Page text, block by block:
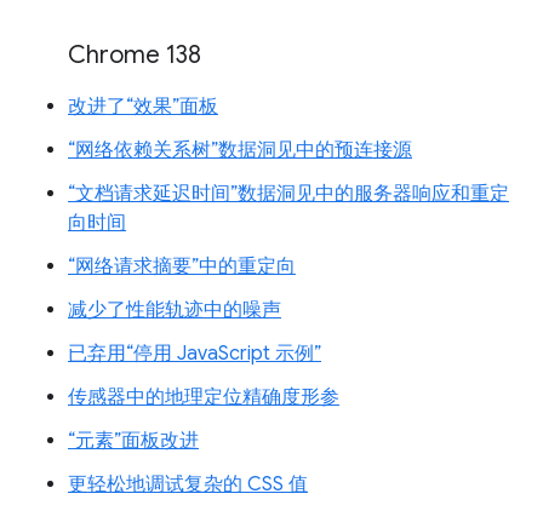
Chrome 138
改进了“效果”面板
“网络依赖关系树”数据洞见中的预连接源
“文档请求延迟时间”数据洞见中的服务器响应和重定
向时间
“网络请求摘要”中的重定向
减少了性能轨迹中的噪声
已弃用“停用 JavaScript 示例”
传感器中的地理定位精确度形参
“元素”面板改进
更轻松地调试复杂的 CSS 值